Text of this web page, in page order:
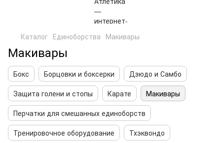
Каталог Единоборства Макивары
Макивары
Бокс Борцовки и боксерки
Дзюдо и Самбо
Защита голени и стопы
Карате
Макивары
Перчатки для смешанных единоборств
Тренировочное оборудование
Тхэквондо